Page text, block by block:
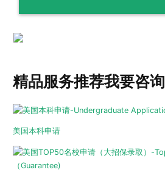
精品服务推荐我要咨询
美国本科申请